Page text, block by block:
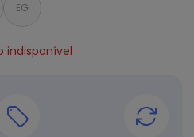
EG
indisponível